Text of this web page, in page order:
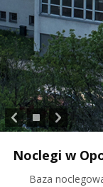
Noclegi w
Baza